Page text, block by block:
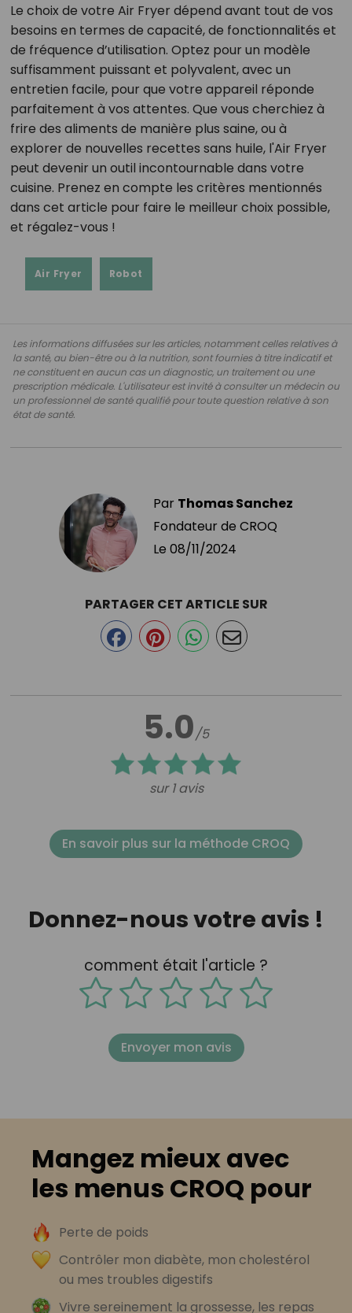
Le choix de votre Air Fryer dépend avant tout de vos
besoins en termes de capacité, de fonctionnalités et
de fréquence d’utilisation. Optez pour un modèle
suffisamment puissant et polyvalent, avec un
entretien facile, pour que votre appareil réponde
parfaitement à vos attentes. Que vous cherchiez à
frire des aliments de manière plus saine, ou à
explorer de nouvelles recettes sans huile, l'Air Fryer
peut devenir un outil incontournable dans votre
cuisine. Prenez en compte les critères mentionnés
dans cet article pour faire le meilleur choix possible,
et régalez-vous !
Air Fryer Robot
Les informations diffusées sur les articles, notamment celles relatives à
la santé, au bien-être ou à la nutrition, sont fournies à titre indicatif et
ne constituent en aucun cas un diagnostic, un traitement ou une
prescription médicale. L'utilisateur est invité à consulter un médecin ou
un professionnel de santé qualifié pour toute question relative à son
état de santé.
Par Thomas Sanchez
Fondateur de CROQ
Le 08/11/2024
5.0/5
sur 1 avis
PARTAGER CET ARTICLE SUR
En savoir plus sur la méthode CROQ
Donnez-nous votre avis !
comment était l'article ?
Envoyer mon avis
Mangez mieux avec
les menus CROQ pour
Perte de poids
Contrôler mon diabète, mon cholestérol
ou mes troubles digestifs
Vivre sereinement la grossesse, les repas